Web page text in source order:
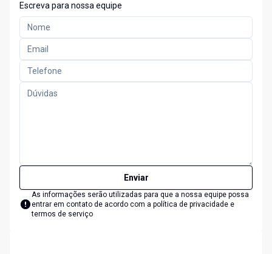
Escreva para nossa equipe
Enviar
As informações serão utilizadas para que a nossa equipe possa
entrar em contato de acordo com a política de privacidade e
termos de serviço